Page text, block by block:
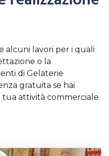
alcuni lavori per i quali
o la
di Gelaterie
gratuita se hai
attività commerciale